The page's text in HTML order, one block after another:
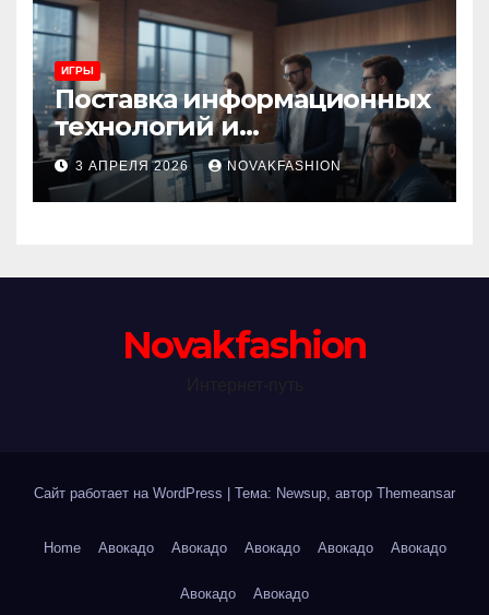
ИГРЫ
Поставка информационных
технологий и
инновационные решения
3 АПРЕЛЯ 2026 NOVAKFASHION
Novakfashion
Сайт работает на WordPress Тема: Newsup, автор Themeansar
Home Авокадо Авокадо Авокадо Авокадо Авокадо
Авокадо Авокадо